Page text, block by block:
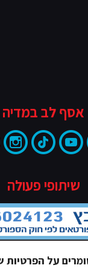
על
אסף לב במדיה
שיתופי פעולה